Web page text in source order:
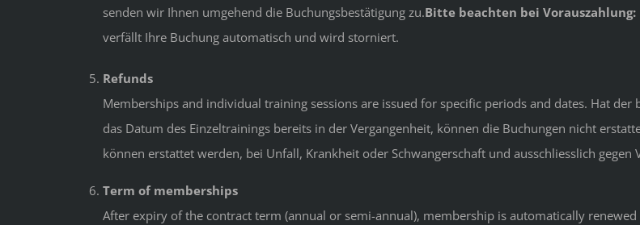
senden wir Ihnen umgehend die Buchungsbestätigung zu.Bitte beachten bei Vorauszahlung:
verfällt Ihre Buchung automatisch und wird storniert.
Refunds
Memberships and individual training sessions are issued for specific periods and dates. Hat
das Datum des Einzeltrainings bereits in der Vergangenheit, können die Buchungen nicht
können erstattet werden, bei Unfall, Krankheit oder Schwangerschaft und ausschliesslich gegen
Term of memberships
After expiry of the contract term (annual or semi-annual), membership is automatically